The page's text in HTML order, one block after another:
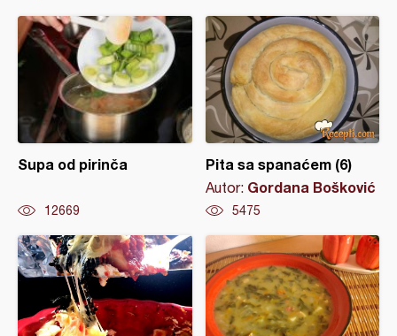
Supa od pirinča
12669
Pita sa spanaćem (6)
Autor: Gordana Bošković
5475